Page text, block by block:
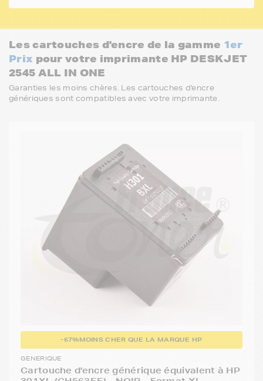
Les cartouches d'encre de la gamme 1er
Prix pour votre imprimante HP DESKJET
2545 ALL IN ONE
Garanties les moins chères. Les cartouches d'encre
génériques sont compatibles avec votre imprimante.
-67%MOINS CHER QUE LA MARQUE HP
GENERIQUE
Cartouche d'encre générique équivalent à HP